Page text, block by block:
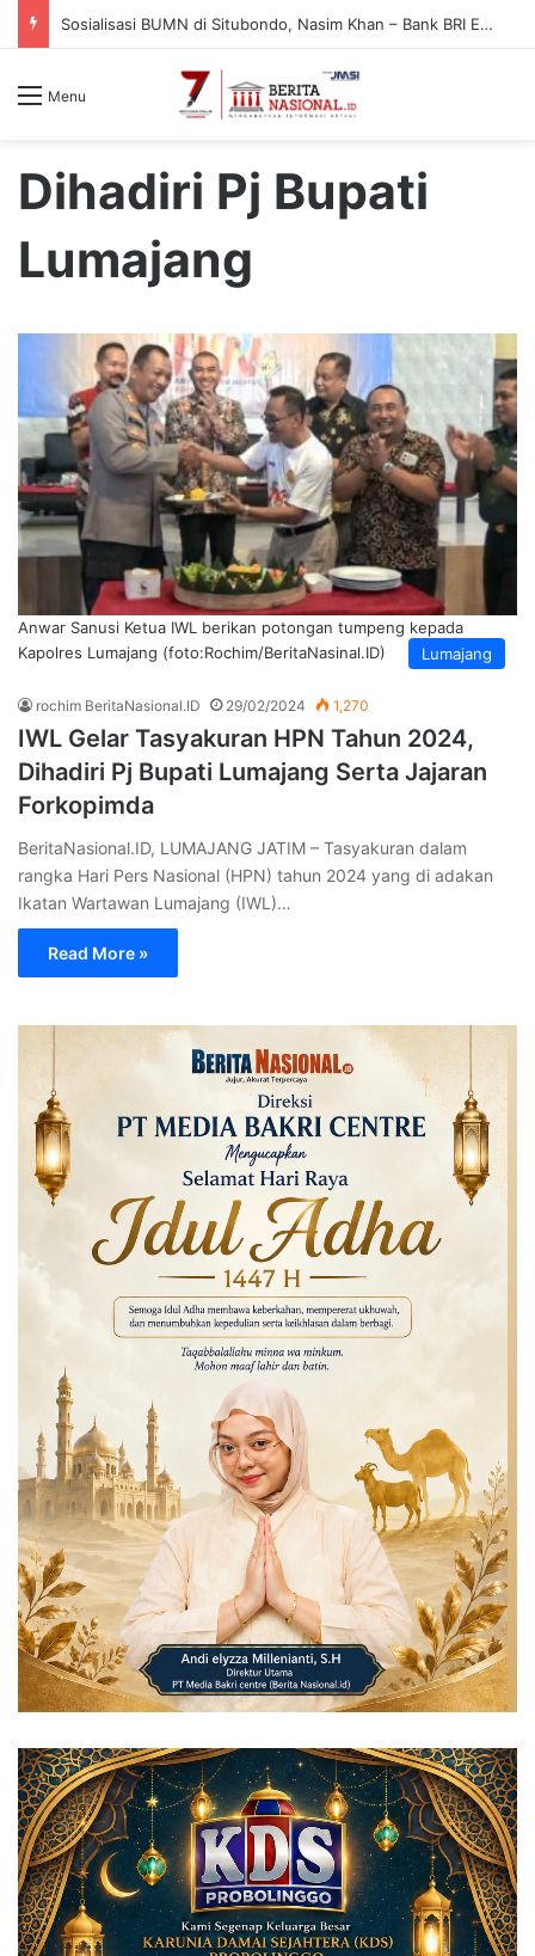
Sosialisasi BUMN di Situbondo, Nasim Khan – Bank BRI Edukasi Warga Cegah Penipuan Digital
Menu
Dihadiri Pj Bupati
Lumajang
Lumajang
Anwar Sanusi Ketua IWL berikan potongan tumpeng kepada
Kapolres Lumajang (foto:Rochim/BeritaNasinal.ID)
rochim BeritaNasional.ID 29/02/2024 1,270
IWL Gelar Tasyakuran HPN Tahun 2024,
Dihadiri Pj Bupati Lumajang Serta Jajaran
Forkopimda
BeritaNasional.ID, LUMAJANG JATIM – Tasyakuran dalam
rangka Hari Pers Nasional (HPN) tahun 2024 yang di adakan
Ikatan Wartawan Lumajang (IWL)…
Read More »